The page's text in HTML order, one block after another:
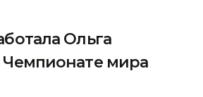
Ольга
Чемпионате мира